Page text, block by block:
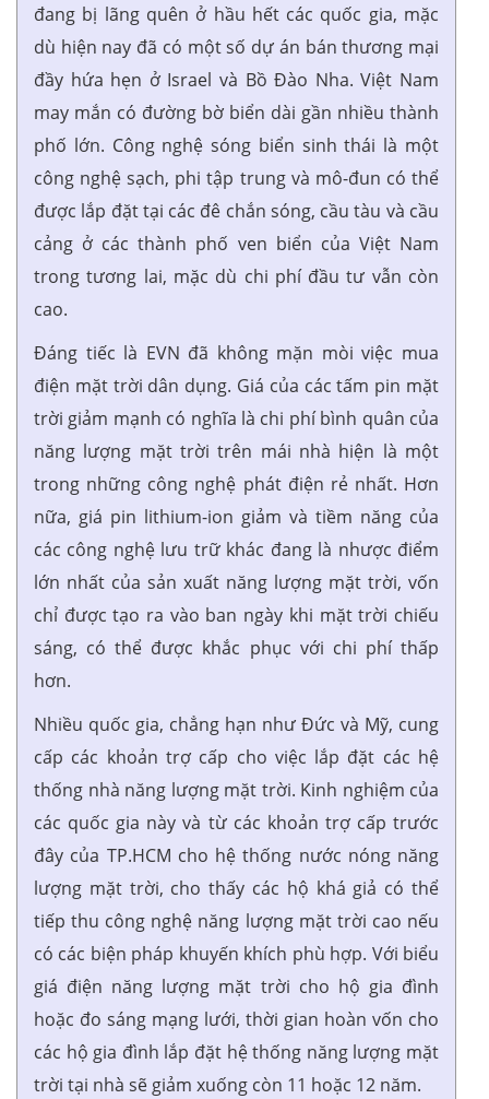
đang bị lãng quên ở hầu hết các quốc gia, mặc
dù hiện nay đã có một số dự án bán thương mại
đầy hứa hẹn ở Israel và Bồ Đào Nha. Việt Nam
may mắn có đường bờ biển dài gần nhiều thành
phố lớn. Công nghệ sóng biển sinh thái là một
công nghệ sạch, phi tập trung và mô-đun có thể
được lắp đặt tại các đê chắn sóng, cầu tàu và cầu
cảng ở các thành phố ven biển của Việt Nam
trong tương lai, mặc dù chi phí đầu tư vẫn còn
cao.
Đáng tiếc là EVN đã không mặn mòi việc mua
điện mặt trời dân dụng. Giá của các tấm pin mặt
trời giảm mạnh có nghĩa là chi phí bình quân của
năng lượng mặt trời trên mái nhà hiện là một
trong những công nghệ phát điện rẻ nhất. Hơn
nữa, giá pin lithium-ion giảm và tiềm năng của
các công nghệ lưu trữ khác đang là nhược điểm
lớn nhất của sản xuất năng lượng mặt trời, vốn
chỉ được tạo ra vào ban ngày khi mặt trời chiếu
sáng, có thể được khắc phục với chi phí thấp
hơn.
Nhiều quốc gia, chẳng hạn như Đức và Mỹ, cung
cấp các khoản trợ cấp cho việc lắp đặt các hệ
thống nhà năng lượng mặt trời. Kinh nghiệm của
các quốc gia này và từ các khoản trợ cấp trước
đây của TP.HCM cho hệ thống nước nóng năng
lượng mặt trời, cho thấy các hộ khá giả có thể
tiếp thu công nghệ năng lượng mặt trời cao nếu
có các biện pháp khuyến khích phù hợp. Với biểu
giá điện năng lượng mặt trời cho hộ gia đình
hoặc đo sáng mạng lưới, thời gian hoàn vốn cho
các hộ gia đình lắp đặt hệ thống năng lượng mặt
trời tại nhà sẽ giảm xuống còn 11 hoặc 12 năm.